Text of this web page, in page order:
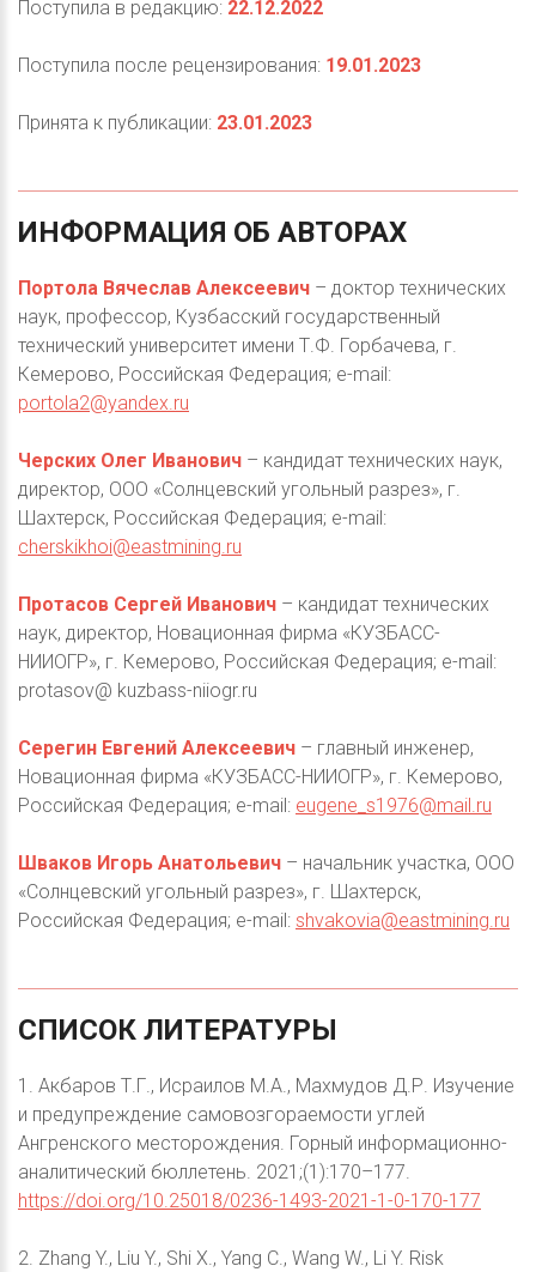
Поступила в редакцию: 22.12.2022
Поступила после рецензирования: 19.01.2023
Принята к публикации: 23.01.2023
ИНФОРМАЦИЯ ОБ АВТОРАХ
Портола Вячеслав Алексеевич – доктор технических
наук, профессор, Кузбасский государственный
технический университет имени Т.Ф. Горбачева, г.
Кемерово, Российская Федерация; e-mail:
portola2@yandex.ru
Черских Олег Иванович – кандидат технических наук,
директор, ООО «Солнцевский угольный разрез», г.
Шахтерск, Российская Федерация; e-mail:
cherskikhoi@eastmining.ru
Протасов Сергей Иванович – кандидат технических
наук, директор, Новационная фирма «КУЗБАСС-
НИИОГР», г. Кемерово, Российская Федерация; e-mail:
protasov@ kuzbass-niiogr.ru
Серегин Евгений Алексеевич – главный инженер,
Новационная фирма «КУЗБАСС-НИИОГР», г. Кемерово,
Российская Федерация; e-mail: eugene_s1976@mail.ru
Шваков Игорь Анатольевич – начальник участка, ООО
«Солнцевский угольный разрез», г. Шахтерск,
Российская Федерация; e-mail: shvakovia@eastmining.ru
СПИСОК ЛИТЕРАТУРЫ
1. Акбаров Т.Г., Исраилов М.А., Махмудов Д.Р. Изучение
и предупреждение самовозгораемости углей
Ангренского месторождения. Горный информационно-
аналитический бюллетень. 2021;(1):170–177.
https://doi.org/10.25018/0236-1493-2021-1-0-170-177
2. Zhang Y., Liu Y., Shi X., Yang C., Wang W., Li Y. Risk